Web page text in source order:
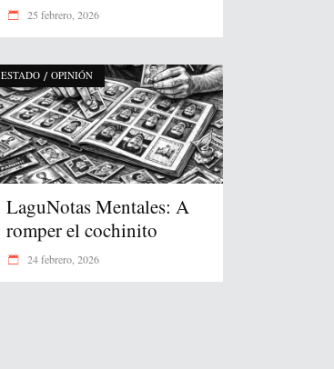
25 febrero, 2026
ESTADO / OPINIÓN
LaguNotas Mentales: A
romper el cochinito
24 febrero, 2026